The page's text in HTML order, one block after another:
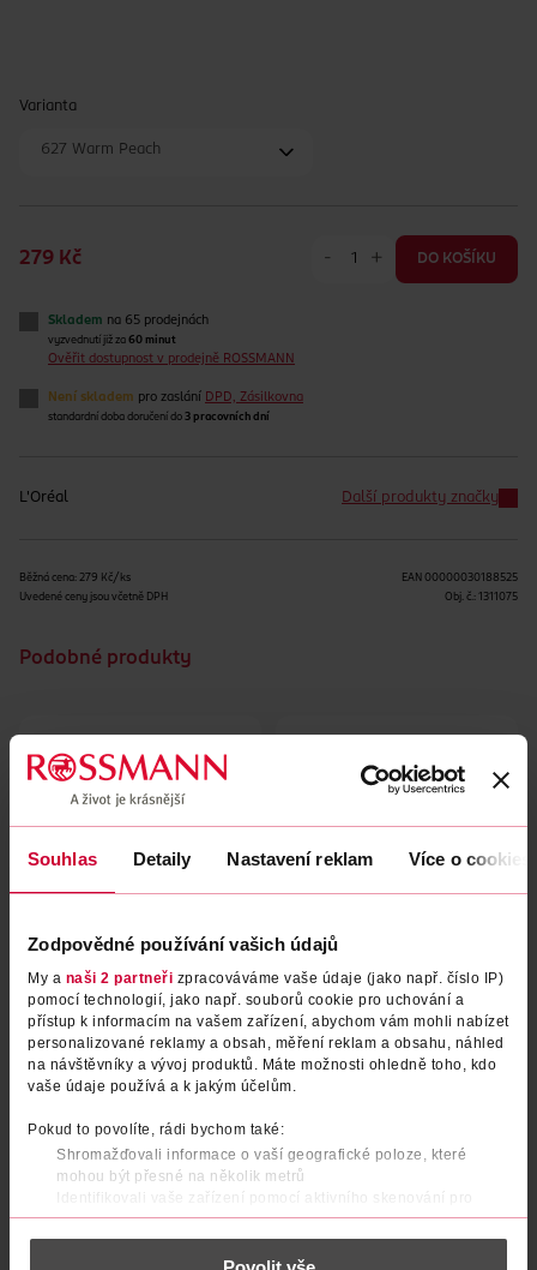
Souhlas Detaily Nastavení reklam Více o cookies
Zodpovědné používání vašich údajů
My a naši 2 partneři zpracováváme vaše údaje (jako např. číslo IP)
pomocí technologií, jako např. souborů cookie pro uchování a
přístup k informacím na vašem zařízení, abychom vám mohli nabízet
personalizované reklamy a obsah, měření reklam a obsahu, náhled
na návštěvníky a vývoj produktů. Máte možnosti ohledně toho, kdo
vaše údaje používá a k jakým účelům.
Pokud to povolíte, rádi bychom také:
Shromažďovali informace o vaší geografické poloze, které
mohou být přesné na několik metrů
Identifikovali vaše zařízení pomocí aktivního skenování pro
konkrétní charakteristiky (otisk prstu)
Zjistěte více o tom, jak zpracováváme vaše osobní údaje, a nastavte
části s podrobnostmi . Svůj souhlas můžete kdykoliv
Varianta
627 Warm Peach
279 Kč - + DO KOŠÍKU
Skladem na 65 prodejnách
vyzvednutí již za 60 minut
Ověřit dostupnost v prodejně ROSSMANN
Není skladem pro zaslání DPD, Zásilkovna
standardní doba doručení do 3 pracovních dní
L'Oréal Další produkty značky
Běžná cena: 279 Kč/ks
Uvedené ceny jsou včetně DPH
EAN 00000030188525
Obj. č.: 1311075
Podobné produkty
Tekutá tvářenka Lumi Liquid
Blush Glowy 625 Gold Pink
L'Oréal 1 ks
279 Kč
DO KOŠÍKU
Obj. č.: 1310825
Tekutá tvářenka Lumi Liquid
Blush Glowy 645 Cool Berry
L'Oréal 1 ks
Obj. č.: 1311112